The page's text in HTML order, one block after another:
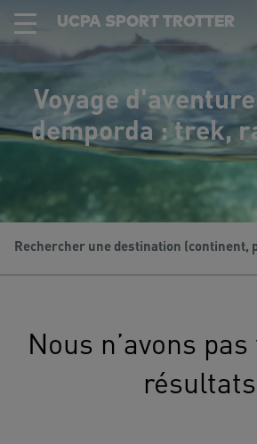
UCPA SPORT TROTTER
Voyage
demporda : trek,
Nous n’avons
résultats